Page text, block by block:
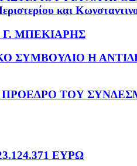
και
ΜΠΕΚΙΑΡΗΣ
ΣΥΜΒΟΥΛΙΟ Η
ΤΟΥ
ΕΥΡΩ